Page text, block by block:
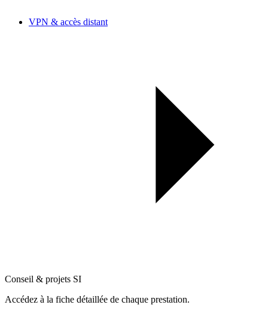
VPN & accès distant
Conseil & projets SI
Accédez à la fiche détaillée de chaque prestation.